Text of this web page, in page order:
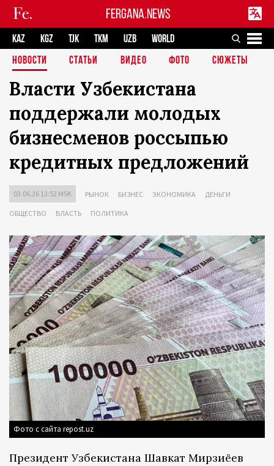
FERGANA.NEWS
KAZ KGZ TJK TKM UZB
WORLD
НОВОСТИ
СТАТЬИ ВИДЕО ФОТО СЮЖЕТЫ
Власти Узбекистана
поддержали молодых
бизнесменов россыпью
кредитных предложений
03.06.26 13:52 MSK РЫНОК БИЗНЕС ЭКОНОМИКА ДЕНЬГИ
ОБЩЕСТВО ВЛАСТЬ ПОЛИТИКА
Фото с сайта repost.uz
Президент Узбекистана Шавкат Мирзиёев